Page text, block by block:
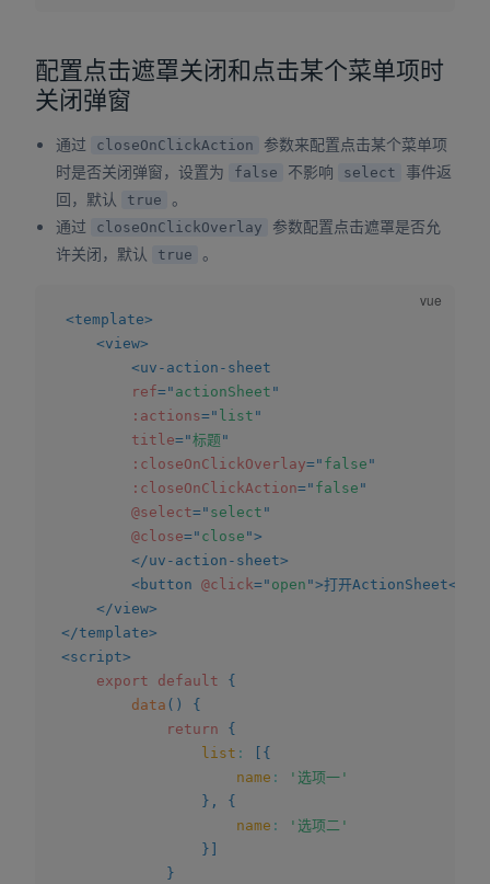
配置点击遮罩关闭和点击某个菜单项时
关闭弹窗
通过 closeOnClickAction
参数来配置点击某个菜单项
时是否关闭弹窗，设置为
false 不影响 select
事件返
回，默认
true
。
通过
closeOnClickOverlay
参数配置点击遮罩是否允
许关闭，默认
true 。
<template>
<view>
<uv-action-sheet
ref=" actionSheet "
:actions=" list "
title="标题"
:closeOnClickOverlay=" false "
:closeOnClickAction=" false "
@select=" select "
@close=" close ">
</uv-action-sheet>
<button @click=" open ">打开ActionSheet</
</view>
</template>
<script>
export
default
{
data ( )
{
return
{
list :
{
name :
'选项一'
} ,
{
name :
'选项二'
}
}